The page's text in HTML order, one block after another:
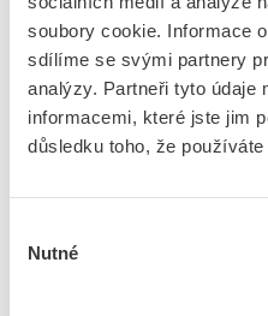
soubory cookie. Informace
sdílíme se svými partnery
analýzy. Partneři tyto údaje
informacemi, které jste jim
důsledku toho, že
souhlasu
Nutné
střídač, měnič
Možnost provozu ve 4-
kvadrantech
Ano
Typ převodníku
U
Stupeň krytí (IP)
IP21
Šířka